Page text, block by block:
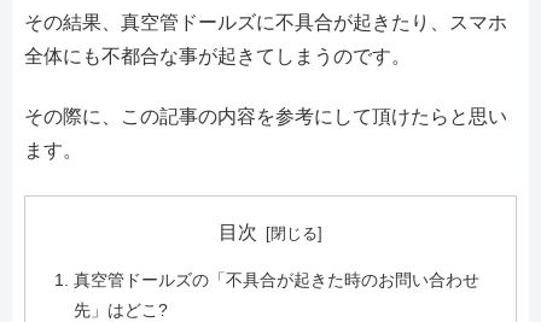
その結果、真空管ドールズに不具合が起きたり、スマホ
全体にも不都合な事が起きてしまうのです。
その際に、この記事の内容を参考にして頂けたらと思い
ます。
目次
真空管ドールズの「不具合が起きた時のお問い合わせ
先」はどこ?